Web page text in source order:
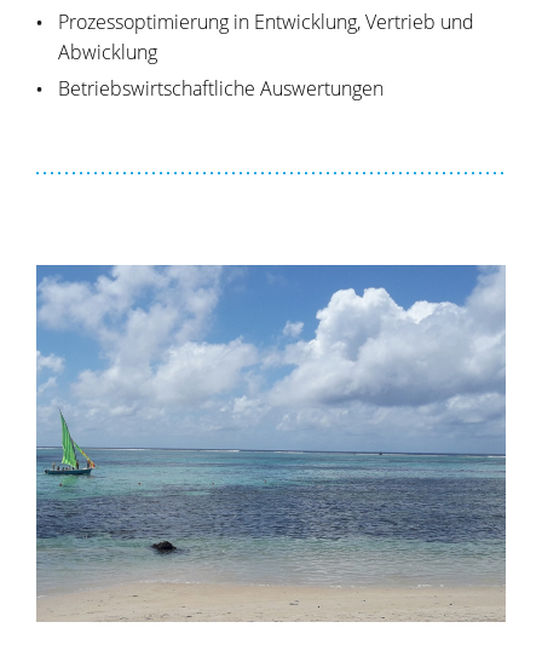
Prozessoptimierung in Entwicklung, Vertrieb und
Abwicklung
Betriebswirtschaftliche Auswertungen